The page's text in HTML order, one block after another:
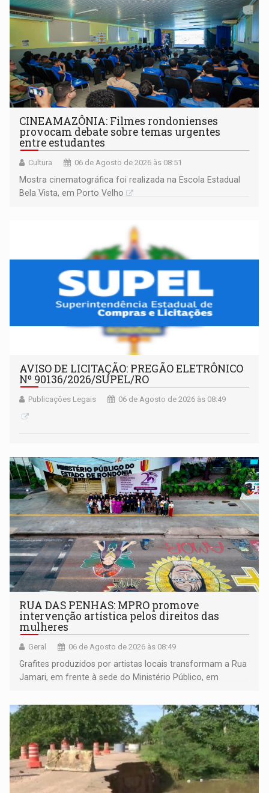
CINEAMAZÔNIA: Filmes rondonienses
provocam debate sobre temas urgentes
entre estudantes
Cultura 06 de Agosto de 2026 às 08:51
Mostra cinematográfica foi realizada na Escola Estadual
Bela Vista, em Porto Velho
AVISO DE LICITAÇÃO: PREGÃO ELETRÔNICO
Nº 90136/2026/SUPEL/RO
Publicações Legais 06 de Agosto de 2026 às 08:49
RUA DAS PENHAS: MPRO promove
intervenção artística pelos direitos das
mulheres
Geral 06 de Agosto de 2026 às 08:49
Grafites produzidos por artistas locais transformam a Rua
Jamari, em frente à sede do Ministério Público, em
da Penha e o enfrentamento à violência